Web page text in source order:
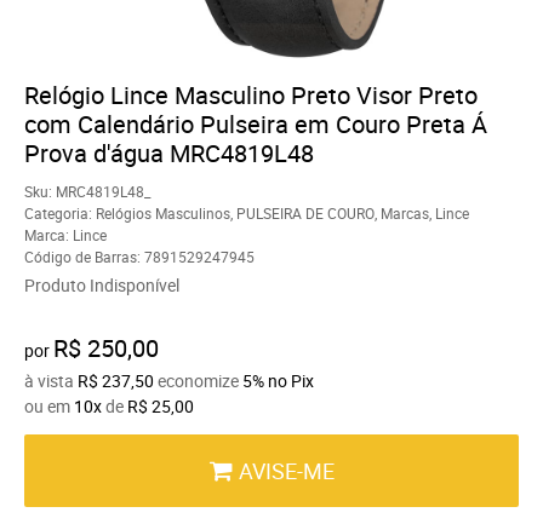
Relógio Lince Masculino Preto Visor Preto
com Calendário Pulseira em Couro Preta Á
Prova d'água MRC4819L48
Sku: MRC4819L48_
Categoria: Relógios Masculinos PULSEIRA DE COURO Marcas Lince
Marca: Lince
Código de Barras: 7891529247945
Produto Indisponível
por R$ 250,00
à vista R$ 237,50 economize 5% no Pix
ou em 10xde R$ 25,00
AVISE-ME